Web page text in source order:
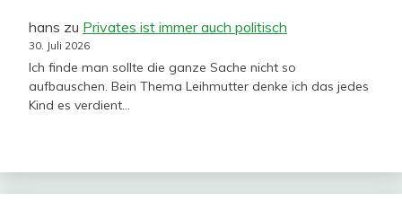
hans zu Privates ist immer auch politisch
30. Juli 2026
Ich finde man sollte die ganze Sache nicht so
aufbauschen. Bein Thema Leihmutter denke ich das jedes
Kind es verdient…